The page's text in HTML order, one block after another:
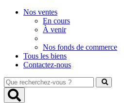
Nos ventes
En cours
À venir
Nos fonds de commerce
Tous les biens
Contactez-nous
Que
recherchez-
vous